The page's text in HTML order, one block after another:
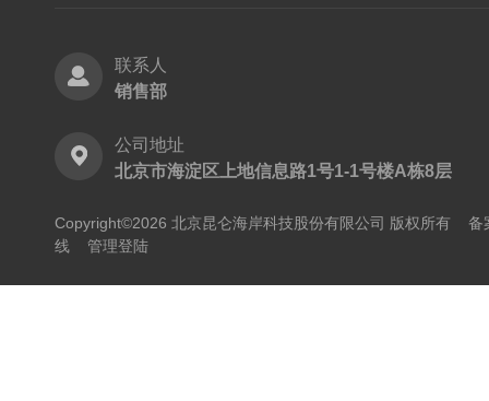
联系人
销售部
公司地址
北京市海淀区上地信息路1号1-1号楼A栋8层
Copyright©2026 北京昆仑海岸科技股份有限公司 版权所有 备
线
管理登陆